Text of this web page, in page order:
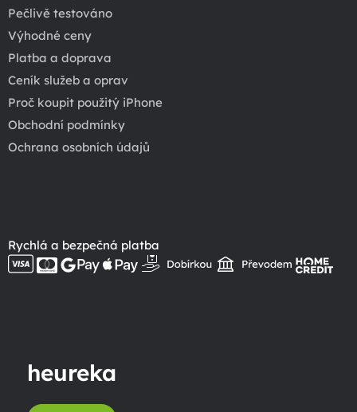
Pečlivě testováno
Výhodné ceny
Platba a doprava
Ceník služeb a oprav
Proč koupit použitý iPhone
Obchodní podmínky
Ochrana osobních údajů
Rychlá a bezpečná platba
heureka